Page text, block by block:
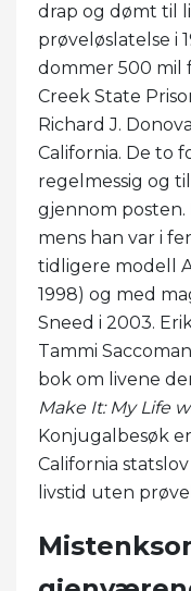
drap og dømt til
prøveløslatelse i
dommer 500 mil
Creek State
Richard J.
California. De to
regelmessig og
gjennom
mens han var i
tidligere modell
1998) og med
Sneed i 2003.
Tammi
bok om livene
Make It: My Life
Konjugalbesøk
California
livstid uten